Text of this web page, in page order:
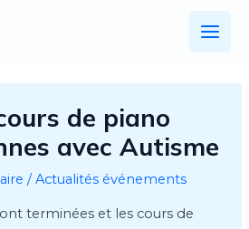
Menu
de piano
avec Autisme
/Actualités événements
terminées et les cours de